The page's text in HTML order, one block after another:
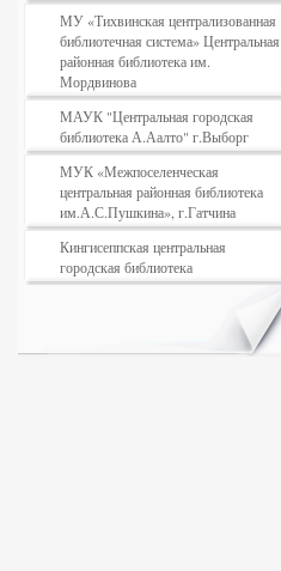
МУ «Тихвинская централизованная
библиотечная система» Центральная
районная библиотека им.
Мордвинова
МАУК "Центральная городская
библиотека А.Аалто" г.Выборг
МУК «Межпоселенческая
центральная районная библиотека
им.А.С.Пушкина», г.Гатчина
Кингисеппская центральная
городская библиотека